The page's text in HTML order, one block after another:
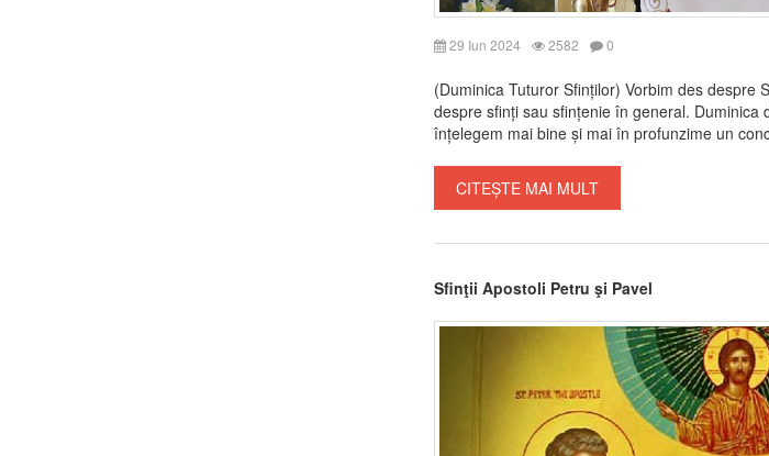
29 Iun 2024 2582 0
(Duminica Tuturor Sfinților) Vorbim des despre
despre sfinți sau sfințenie în general. Duminica
înțelegem mai bine și mai în profunzime un
CITEȘTE MAI MULT
Sfinţii Apostoli Petru şi Pavel